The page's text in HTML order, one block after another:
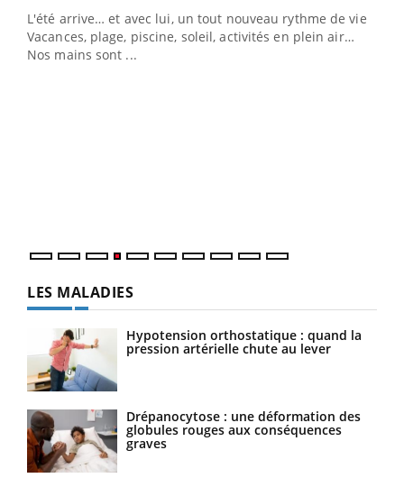
L'été arrive… et avec lui, un tout nouveau rythme de vie !
Vacances, plage, piscine, soleil, activités en plein air…
Nos mains sont ...
LES MALADIES
Hypotension orthostatique : quand la
pression artérielle chute au lever
Drépanocytose : une déformation des
globules rouges aux conséquences
graves